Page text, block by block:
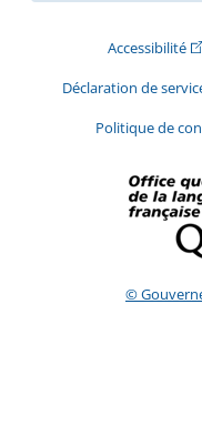
Accessibilité
Déclaration de
Politique de
©